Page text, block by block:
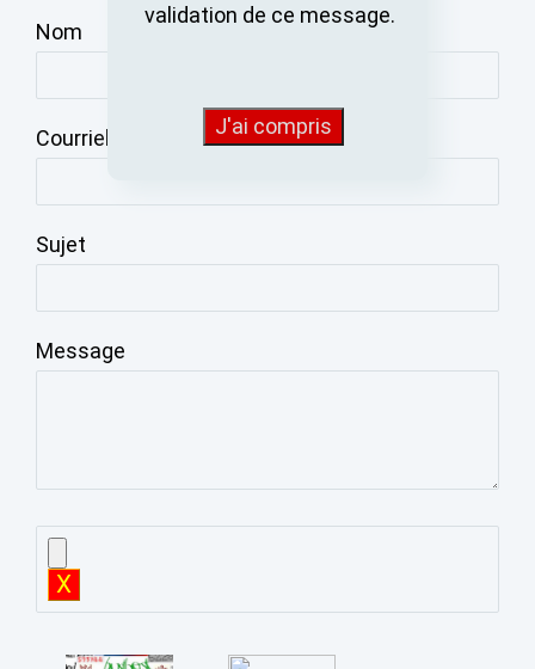
Nom
Courriel
Sujet
Message
validation de ce message.